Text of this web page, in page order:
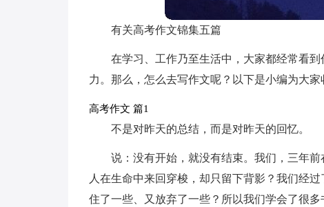
有关高考作文锦集五篇
在学习、工作乃至生活中，大家都经常看
力。那么，怎么去写作文呢？以下是小编为大
高考作文 篇1
不是对昨天的总结，而是对昨天的回忆。
说：没有开始，就没有结束。我们，三年
人在生命中来回穿梭，却只留下背影？我们经
住了一些、又放弃了一些？所以我们学会了很